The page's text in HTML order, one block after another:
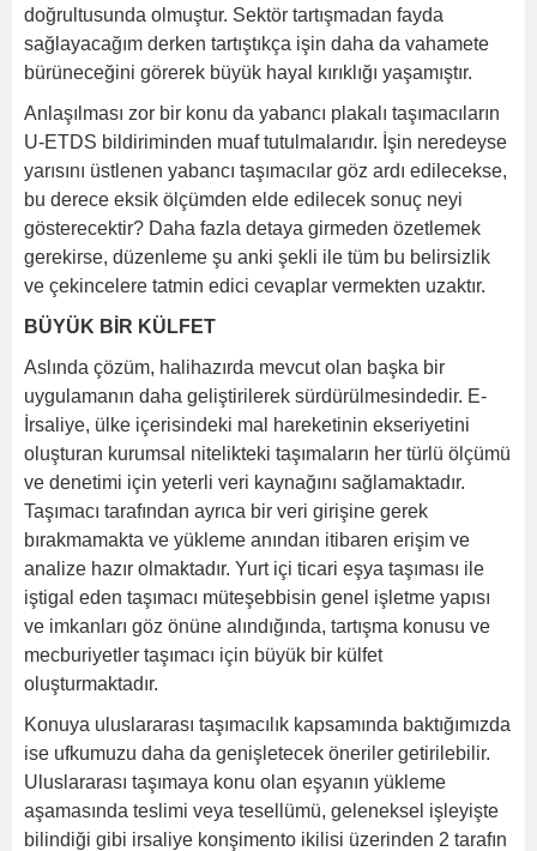
doğrultusunda olmuştur. Sektör tartışmadan fayda
sağlayacağım derken tartıştıkça işin daha da vahamete
bürüneceğini görerek büyük hayal kırıklığı yaşamıştır.
Anlaşılması zor bir konu da yabancı plakalı taşımacıların
U-ETDS bildiriminden muaf tutulmalarıdır. İşin neredeyse
yarısını üstlenen yabancı taşımacılar göz ardı edilecekse,
bu derece eksik ölçümden elde edilecek sonuç neyi
gösterecektir? Daha fazla detaya girmeden özetlemek
gerekirse, düzenleme şu anki şekli ile tüm bu belirsizlik
ve çekincelere tatmin edici cevaplar vermekten uzaktır.
BÜYÜK BİR KÜLFET
Aslında çözüm, halihazırda mevcut olan başka bir
uygulamanın daha geliştirilerek sürdürülmesindedir. E-
İrsaliye, ülke içerisindeki mal hareketinin ekseriyetini
oluşturan kurumsal nitelikteki taşımaların her türlü ölçümü
ve denetimi için yeterli veri kaynağını sağlamaktadır.
Taşımacı tarafından ayrıca bir veri girişine gerek
bırakmamakta ve yükleme anından itibaren erişim ve
analize hazır olmaktadır. Yurt içi ticari eşya taşıması ile
iştigal eden taşımacı müteşebbisin genel işletme yapısı
ve imkanları göz önüne alındığında, tartışma konusu ve
mecburiyetler taşımacı için büyük bir külfet
oluşturmaktadır.
Konuya uluslararası taşımacılık kapsamında baktığımızda
ise ufkumuzu daha da genişletecek öneriler getirilebilir.
Uluslararası taşımaya konu olan eşyanın yükleme
aşamasında teslimi veya tesellümü, geleneksel işleyişte
bilindiği gibi irsaliye konşimento ikilisi üzerinden 2 tarafın